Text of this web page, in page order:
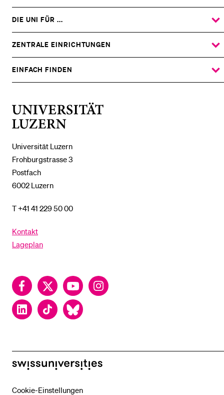
Universität Luzern
Frohburgstrasse 3
Postfach
6002 Luzern
T +41 41 229 50 00
Kontakt
Lageplan
FacebookTwitter YouTubeInstagram
LinkedInTikTok Bluesky
DIE UNI FÜR ...
ZEIGE
DAS
UNTERMENÜ
ZENTRALE EINRICHTUNGEN
ZEIGE
DAS
UNTERMENÜ
EINFACH FINDEN
ZEIGE
DAS
swissuniversities
Cookie-Einstellungen